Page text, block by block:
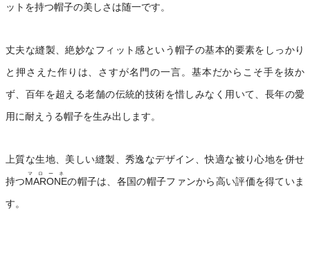
ットを持つ帽子の美しさは随一です。
丈夫な縫製、絶妙なフィット感という帽子の基本的要素をしっかり
と押さえた作りは、さすが名門の一言。基本だからこそ手を抜か
ず、百年を超える老舗の伝統的技術を惜しみなく用いて、長年の愛
用に耐えうる帽子を生み出します。
上質な生地、美しい縫製、秀逸なデザイン、快適な被り心地を併せ
持つMARONE
マローネ
の帽子は、各国の帽子ファンから高い評価を得ていま
す。